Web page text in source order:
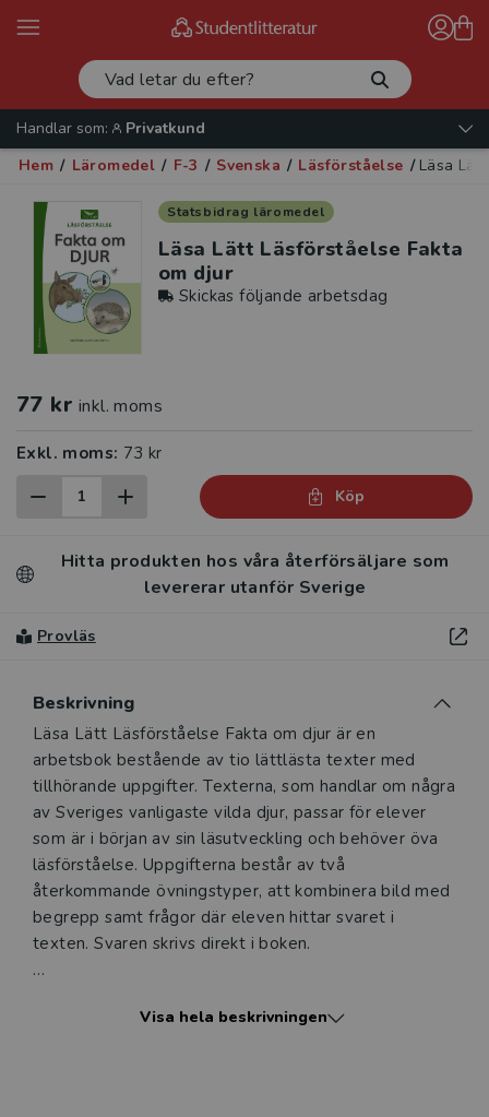
Handlar som:
Privatkund
Hem / Läromedel / F-3 / Svenska / Läsförståelse / Läsa
Statsbidrag läromedel
Läsa Lätt Läsförståelse Fakta
om djur
Skickas följande arbetsdag
77 kr inkl. moms
Exkl. moms: 73 kr
Köp
Hitta produkten hos våra återförsäljare som
levererar utanför Sverige
Provläs
Beskrivning
Beskrivning
Läsa Lätt Läsförståelse Fakta om djur är en
arbetsbok bestående av tio lättlästa texter med
tillhörande uppgifter. Texterna, som handlar om några
av Sveriges vanligaste vilda djur, passar för elever
som är i början av sin läsutveckling och behöver öva
läsförståelse. Uppgifterna består av två
återkommande övningstyper, att kombinera bild med
begrepp samt frågor där eleven hittar svaret i
texten. Svaren skrivs direkt i boken.
texter som är hämtade ur Läsa Lätt Fakta om djur
Visa hela beskrivningen